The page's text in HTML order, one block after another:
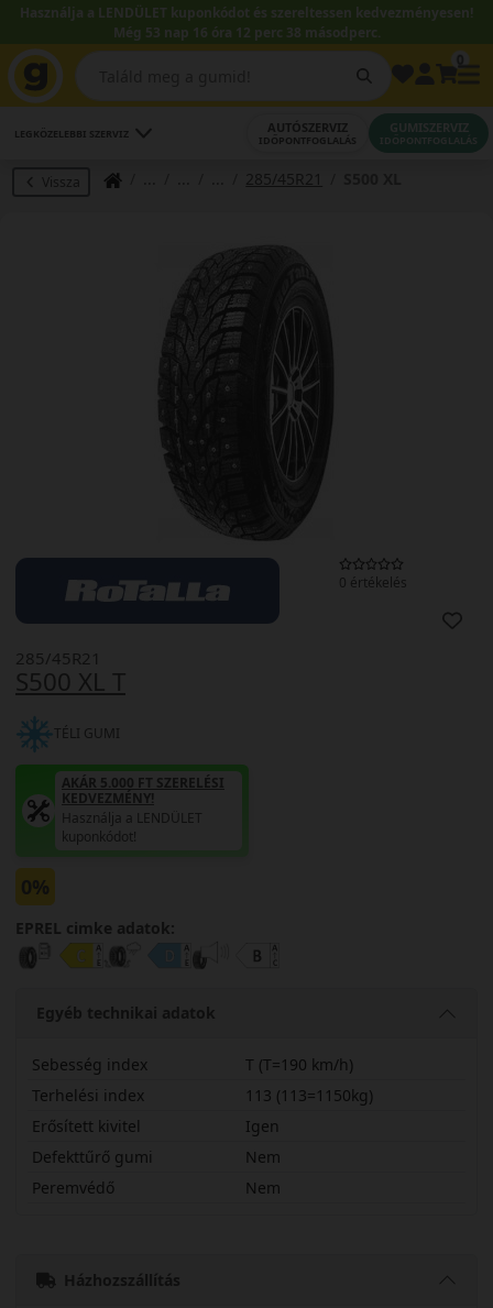
Használja a LENDÜLET kuponkódot és szereltessen kedvezményesen!
Még 53 nap 16 óra 12 perc 37 másodperc.
LEGKÖZELEBBI SZERVIZ AUTÓSZERVIZ
IDŐPONTFOGLALÁS
GUMISZERVIZ
IDŐPONTFOGLALÁS
Vissza 285/45R21
0 értékelés
S500 XL T
285/45R21
TÉLI GUMI
AKÁR 5.000 FT SZERELÉSI
KEDVEZMÉNY!
Használja a LENDÜLET
kuponkódot!
0%
EPREL cimke adatok:
Egyéb technikai adatok
Sebesség index
T (T=190 km/h)
Terhelési index
113 (113=1150kg)
Erősített kivitel
Igen
Defekttűrő gumi
Nem
Peremvédő
Nem
Házhozszállítás